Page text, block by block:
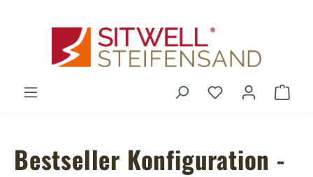
Du hast 0
Bestseller Konfiguration -